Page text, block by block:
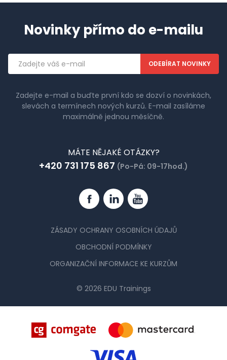
Novinky přímo do e-mailu
Emailová
adresa
Zadejte e-mail a buďte první kdo se dozví o novinkách,
slevách a termínech nových kurzů. E-mail zasíláme
maximálně jednou měsíčně.
MÁTE NĚJAKÉ OTÁZKY?
+420 731 175 867 (Po-Pá: 09-17hod.)
FacebookLinkedinYouTube
ZÁSADY OCHRANY OSOBNÍCH ÚDAJŮ
OBCHODNÍ PODMÍNKY
ORGANIZAČNÍ INFORMACE KE KURZŮM
© 2026 EDU Trainings